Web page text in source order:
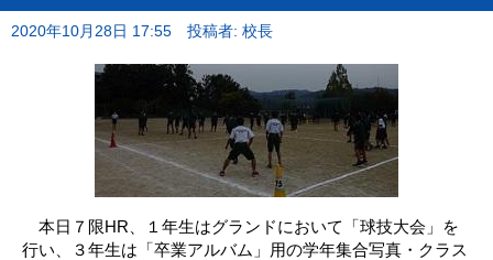
2020年10月28日 17:55 投稿者: 校長
本日７限HR、１年生はグランドにおいて「球技大会」を
行い、３年生は「卒業アルバム」用の学年集合写真・クラス